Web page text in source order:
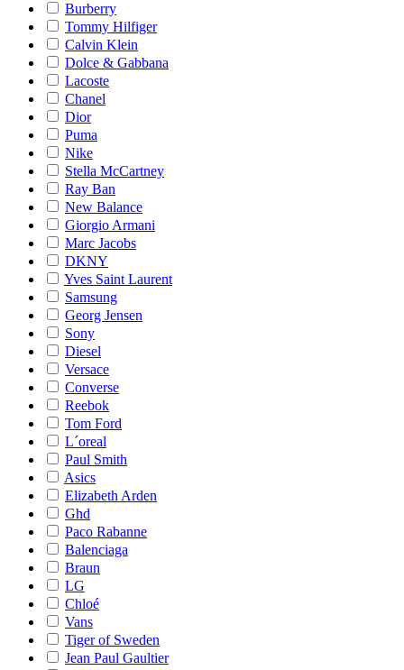
Burberry
Tommy Hilfiger
Calvin Klein
Dolce & Gabbana
Lacoste
Chanel
Dior
Puma
Nike
Stella McCartney
Ray Ban
New Balance
Giorgio Armani
Marc Jacobs
DKNY
Yves Saint Laurent
Samsung
Georg Jensen
Sony
Diesel
Versace
Converse
Reebok
Tom Ford
L´oreal
Paul Smith
Asics
Elizabeth Arden
Ghd
Paco Rabanne
Balenciaga
Braun
LG
Chloé
Vans
Tiger of Sweden
Jean Paul Gaultier